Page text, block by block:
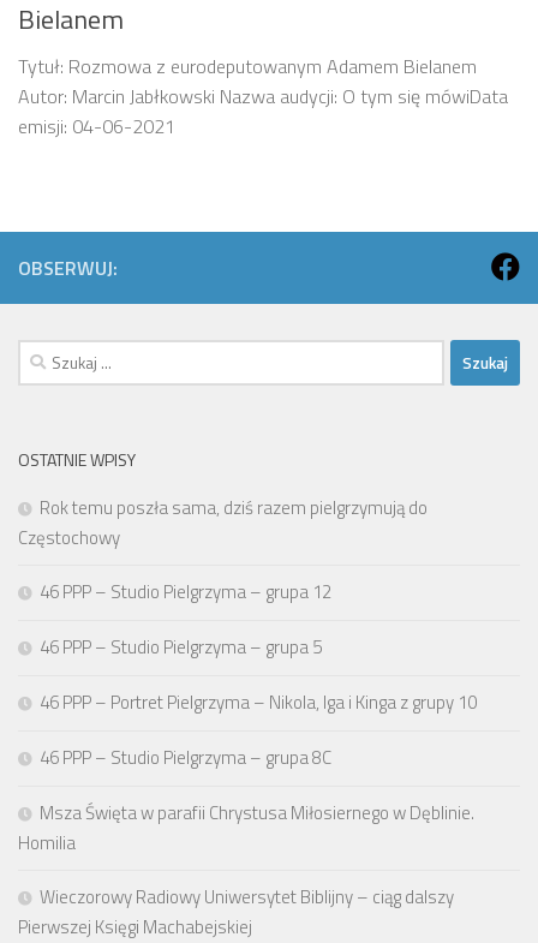
Bielanem
Tytuł: Rozmowa z eurodeputowanym Adamem Bielanem
Autor: Marcin Jabłkowski Nazwa audycji: O tym się mówiData
emisji: 04-06-2021
OBSERWUJ:
Szukaj:
OSTATNIE WPISY
Rok temu poszła sama, dziś razem pielgrzymują do
Częstochowy
46 PPP – Studio Pielgrzyma – grupa 12
46 PPP – Studio Pielgrzyma – grupa 5
46 PPP – Portret Pielgrzyma – Nikola, Iga i Kinga z grupy 10
46 PPP – Studio Pielgrzyma – grupa 8C
Msza Święta w parafii Chrystusa Miłosiernego w Dęblinie.
Homilia
Wieczorowy Radiowy Uniwersytet Biblijny – ciąg dalszy
Pierwszej Księgi Machabejskiej